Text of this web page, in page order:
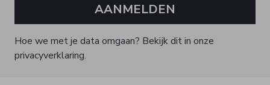
AANMELDEN
Hoe we met je data omgaan? Bekijk dit in onze
privacyverklaring.